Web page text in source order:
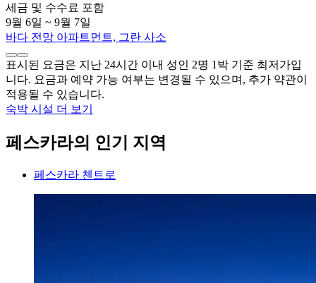
세금 및 수수료 포함
9월 6일 ~ 9월 7일
바다 전망 아파트먼트, 그란 사소
표시된 요금은 지난 24시간 이내 성인 2명 1박 기준 최저가입
니다. 요금과 예약 가능 여부는 변경될 수 있으며, 추가 약관이
적용될 수 있습니다.
숙박 시설 더 보기
페스카라의 인기 지역
페스카라 첸트로